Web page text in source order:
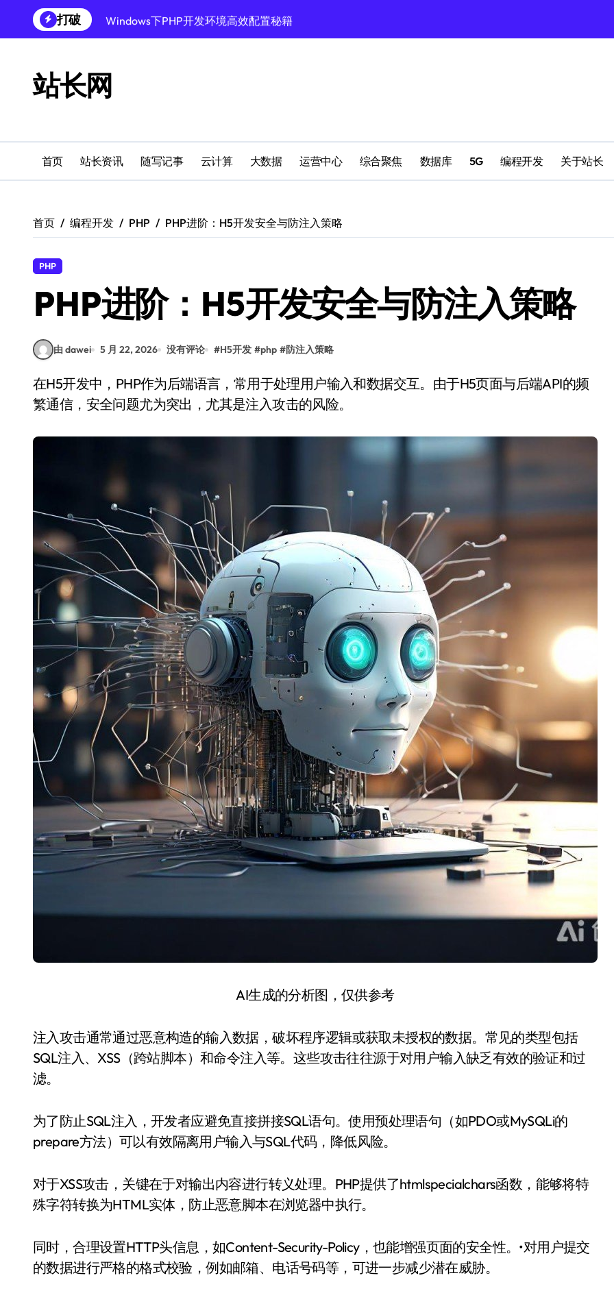
到
打破
Windows下PHP开发环境高效配置秘籍
Windows多媒体开发环境搭建与运行库管理
外闻洞察促融合，科技赋能站长运营
机器学习赋能站长：技术跨界新视界
机器学习驱动站长跨界融合新生态
创业者必学：Windows运行库高效搭建指南
站长网
首页 站长资讯 随写记事 云计算 大数据 运营中心 综合聚焦 数据库 5G 编程开发 关于站长
首页 编程开发 PHP PHP进阶：H5开发安全与防注入策略
PHP
PHP进阶：H5开发安全与防注入策略
由 dawei 5 月 22, 2026 没有评论 #H5开发 #php #防注入策略
在H5开发中，PHP作为后端语言，常用于处理用户输入和数据交互。由于H5页面与后端API的频
繁通信，安全问题尤为突出，尤其是注入攻击的风险。
AI生成的分析图，仅供参考
注入攻击通常通过恶意构造的输入数据，破坏程序逻辑或获取未授权的数据。常见的类型包括
SQL注入、XSS（跨站脚本）和命令注入等。这些攻击往往源于对用户输入缺乏有效的验证和过
滤。
为了防止SQL注入，开发者应避免直接拼接SQL语句。使用预处理语句（如PDO或MySQLi的
prepare方法）可以有效隔离用户输入与SQL代码，降低风险。
对于XSS攻击，关键在于对输出内容进行转义处理。PHP提供了htmlspecialchars函数，能够将特
殊字符转换为HTML实体，防止恶意脚本在浏览器中执行。
同时，合理设置HTTP头信息，如Content-Security-Policy，也能增强页面的安全性。•对用户提交
的数据进行严格的格式校验，例如邮箱、电话号码等，可进一步减少潜在威胁。